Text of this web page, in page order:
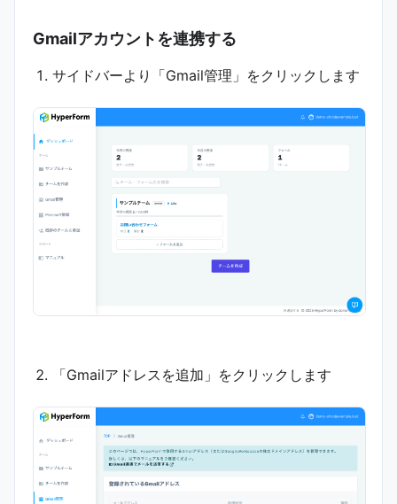
Gmailアカウントを連携する
サイドバーより「Gmail管理」をクリックします
「Gmailアドレスを追加」をクリックします